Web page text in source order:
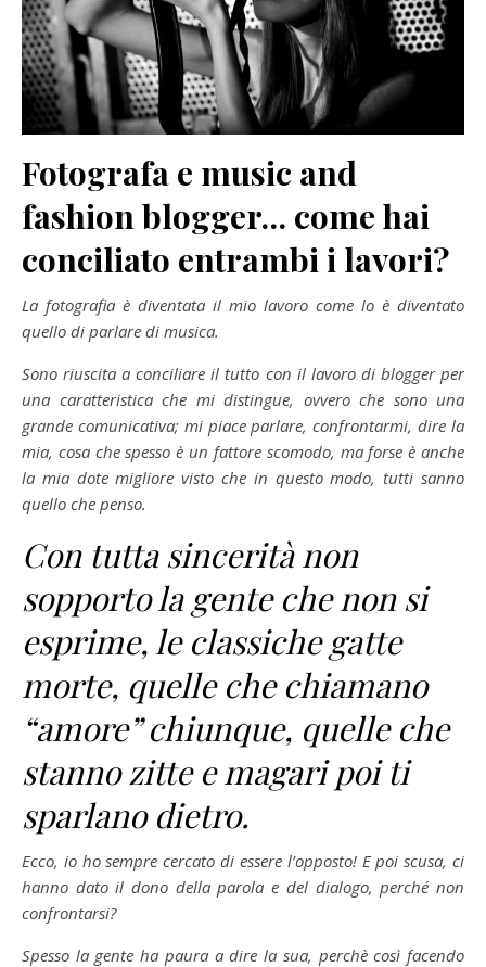
Fotografa e music and
fashion blogger… come hai
conciliato entrambi i lavori?
La fotografia è diventata il mio lavoro come lo è diventato
quello di parlare di musica.
Sono riuscita a conciliare il tutto con il lavoro di blogger per
una caratteristica che mi distingue, ovvero che sono una
grande comunicativa; mi piace parlare, confrontarmi, dire la
mia, cosa che spesso è un fattore scomodo, ma forse è anche
la mia dote migliore visto che in questo modo, tutti sanno
quello che penso.
Con tutta sincerità non
sopporto la gente che non si
esprime, le classiche gatte
morte, quelle che chiamano
“amore” chiunque, quelle che
stanno zitte e magari poi ti
sparlano dietro.
Ecco, io ho sempre cercato di essere l’opposto! E poi scusa, ci
hanno dato il dono della parola e del dialogo, perché non
confrontarsi?
Spesso la gente ha paura a dire la sua, perchè così facendo